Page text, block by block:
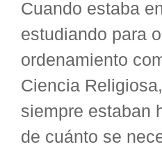
Cuando estaba
estudiando para
ordenamiento
Ciencia
siempre estaban
de cuánto se